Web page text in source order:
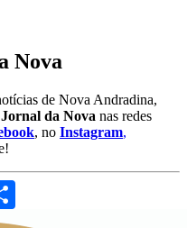
Nova
de Nova Andradina,
Jornal da Nova nas redes
, no Instagram,